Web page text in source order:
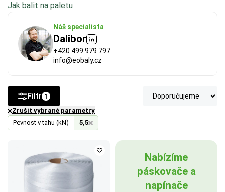
Náš specialista
Dalibor
+420 499 979 797
info@eobaly.cz
Jak balit na paletu
Pevnost v tahu (kN) 5,5
Zrušit vybrané parametry
Filtr 1
Nabízíme
páskovače a
napínače